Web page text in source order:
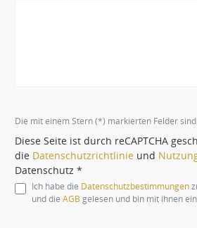
Die mit einem Stern (*) markierten Felder
Diese Seite ist durch reCAPTCHA
die Datenschutzrichtlinie und
Datenschutz *
Ich habe die Datenschutzbestimmungen
und die AGB gelesen und bin mit ihnen